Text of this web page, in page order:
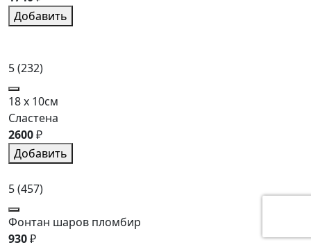
Добавить
5(232)
18 x 10см
Сластена
2600₽
Добавить
5(457)
Фонтан шаров пломбир
930₽